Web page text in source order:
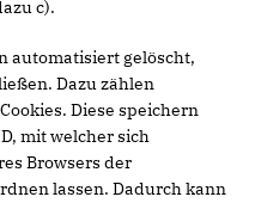
c).
automatisiert gelöscht,
Dazu zählen
Diese speichern
mit welcher sich
Browsers der
lassen. Dadurch kann